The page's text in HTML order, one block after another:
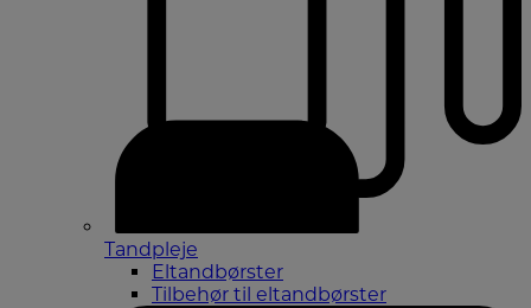
Tandpleje
Eltandbørster
Tilbehør til eltandbørster